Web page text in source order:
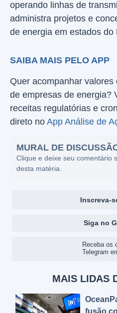
operando linhas de
administra projetos e
de energia em estados do
SAIBA MAIS PELO APP
Quer acompanhar
de empresas de energia?
receitas regulatórias e
direto no App Análise de
MURAL DE
Clique e deixe seu comentário
desta matéria.
Inscreva-
Siga no
Receba os
Telegram
MAIS LIDAS
fusão